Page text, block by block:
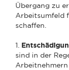
Übergang zu
Arbeitsumfeld
schaffen.
1.
sind in der
Arbeitnehmern